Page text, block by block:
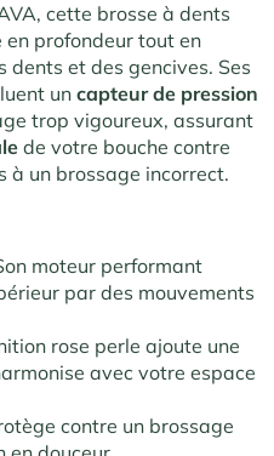
cette brosse à dents
profondeur tout en
dents et des gencives. Ses
un capteur de pression
trop vigoureux, assurant
de votre bouche contre
à un brossage incorrect.
moteur performant
par des mouvements
rose perle ajoute une
avec votre espace
contre un brossage